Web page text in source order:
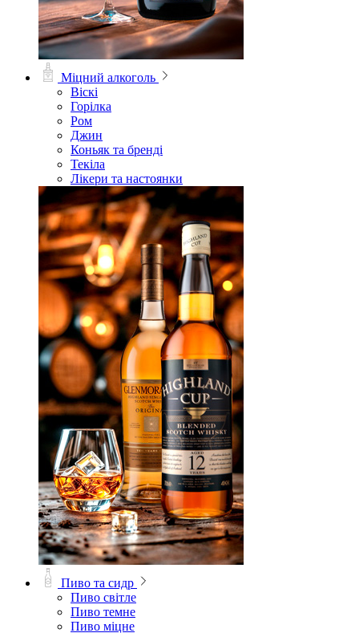
Міцний алкоголь
Віскі
Горілка
Ром
Джин
Коньяк та бренді
Текіла
Лікери та настоянки
Пиво та сидр
Пиво світле
Пиво темне
Пиво міцне